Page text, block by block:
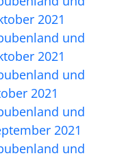
2021
und
2021
und
2021
und
2021
und